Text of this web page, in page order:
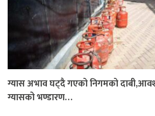
ग्यास अभाव घट्दै गएको निगमको
ग्यासको भण्डारण…